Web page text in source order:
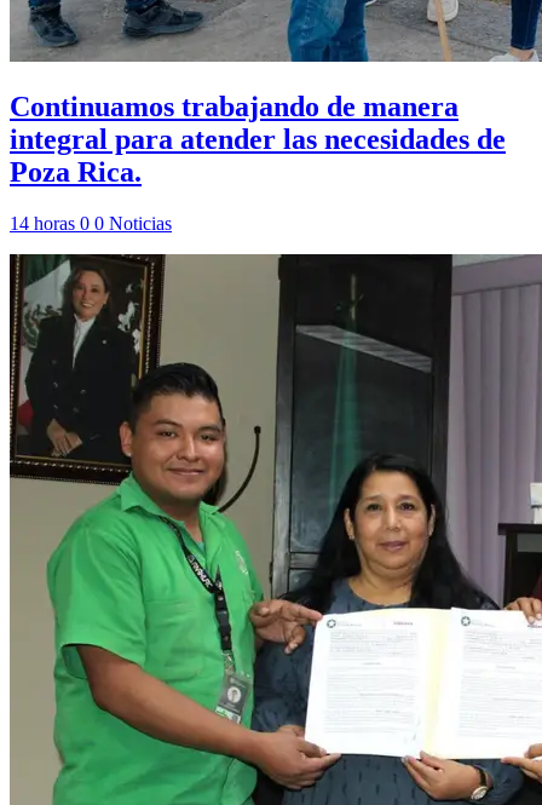
Continuamos trabajando de manera
integral para atender las necesidades de
Poza Rica.
14 horas 0 0 Noticias